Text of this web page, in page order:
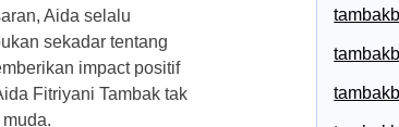
Aida selalu
sekadar tentang
impact positif
Fitriyani Tambak tak